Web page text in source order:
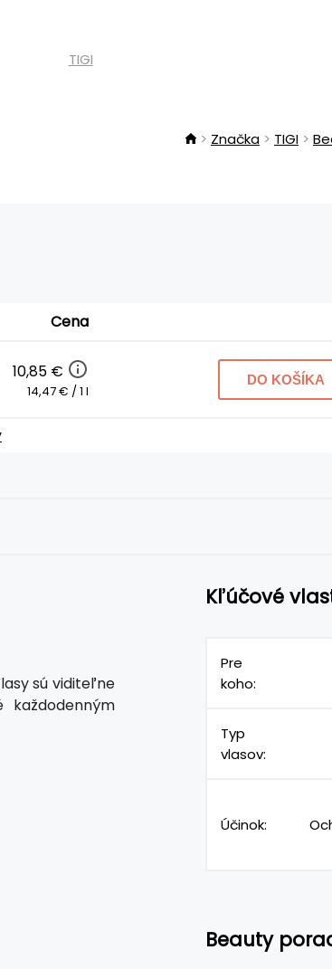
TIGI
Značka TIGI
Cena
10,85 €
14,47 € / 1 l
DO KOŠÍKA
sú viditeľne
každodenným
Kľúčové
Pre
koho:
Typ
vlasov:
Účinok:
Beauty